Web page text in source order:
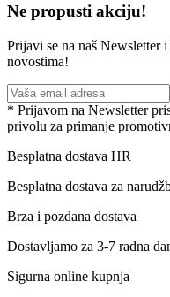
Ne propusti akciju!
Prijavi se na naš Newsletter
novostima!
* Prijavom na Newsletter
privolu za primanje
Besplatna dostava HR
Besplatna dostava za
Brza i pozdana dostava
Dostavljamo za 3-7 radna
Sigurna online kupnja